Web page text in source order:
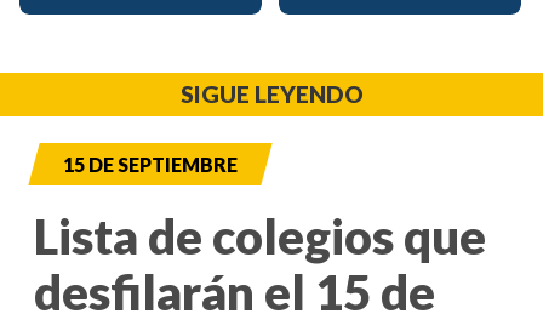
SIGUE LEYENDO
15 DE SEPTIEMBRE
Lista de colegios que
desfilarán el 15 de